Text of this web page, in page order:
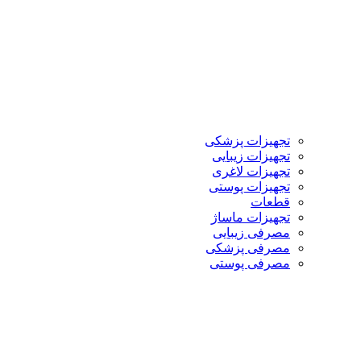
تجهیزات پزشکی
تجهیزات زیبایی
تجهیزات لاغری
تجهیزات پوستی
قطعات
تجهیزات ماساژ
مصرفی زیبایی
مصرفی پزشکی
مصرفی پوستی